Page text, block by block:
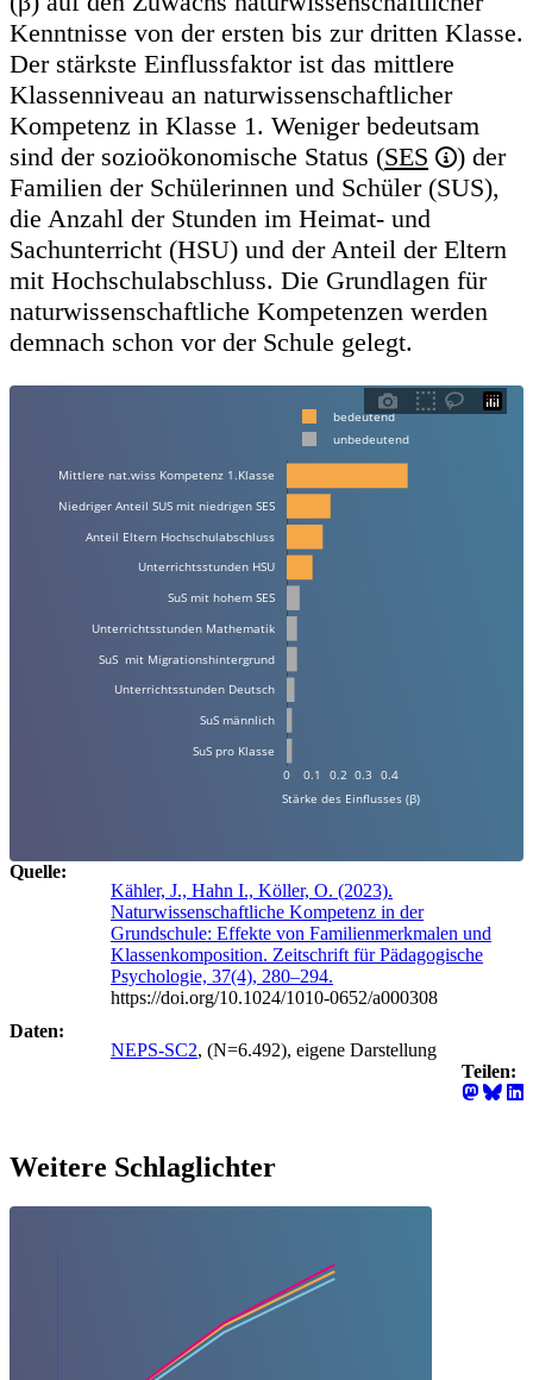
Kenntnisse von der ersten bis zur dritten Klasse.
Der stärkste Einflussfaktor ist das mittlere
Klassenniveau an naturwissenschaftlicher
Kompetenz in Klasse 1. Weniger bedeutsam
sind der sozioökonomische Status (SES
) der
Familien der Schülerinnen und Schüler (SUS),
die Anzahl der Stunden im Heimat- und
Sachunterricht (HSU) und der Anteil der Eltern
mit Hochschulabschluss. Die Grundlagen für
naturwissenschaftliche Kompetenzen werden
demnach schon vor der Schule gelegt.
0 0.1 0.2 0.3 0.4
SuS pro Klasse
SuS männlich
Unterrichtsstunden Deutsch
SuS  mit Migrationshintergrund
Unterrichtsstunden Mathematik
SuS mit hohem SES
Unterrichtsstunden HSU
Anteil Eltern Hochschulabschluss
Niedriger Anteil SUS mit niedrigen SES
Mittlere nat.wiss Kompetenz 1.Klasse
bedeutend
unbedeutend
Stärke des Einflusses (β)
Quelle:
Kähler, J., Hahn I., Köller, O. (2023).
Naturwissenschaftliche Kompetenz in der
Grundschule: Effekte von Familienmerkmalen und
Klassenkomposition. Zeitschrift für Pädagogische
Psychologie, 37(4), 280–294.
https://doi.org/10.1024/1010-0652/a000308
Daten:
NEPS-SC2, (N=6.492), eigene Darstellung
Teilen:
Weitere Schlaglichter